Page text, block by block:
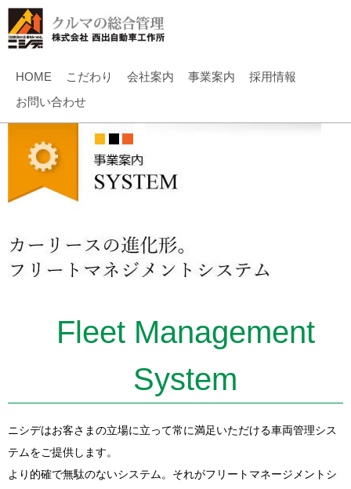
HOME こだわり 会社案内 事業案内
採用情報
お問い合わせ
Fleet Management
System
ニシデはお客さまの立場に立って常に満足いただける車両管理シス
テムをご提供します。
より的確で無駄のないシステム。それがフリートマネージメントシ